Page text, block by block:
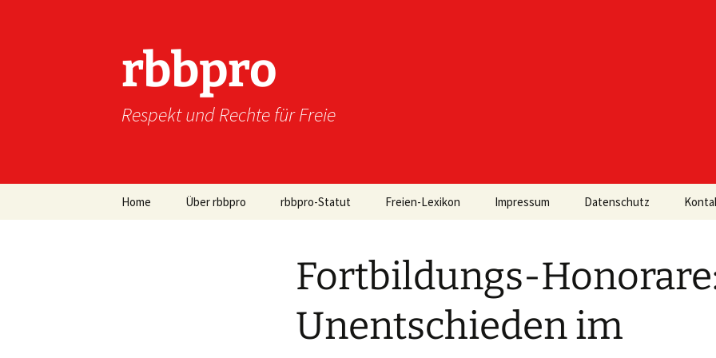
rbbpro
Respekt und Rechte für Freie
Home Über rbbpro rbbpro-Statut Freien-Lexikon Impressum Datenschutz
Fortbildungs-
Unentschieden im